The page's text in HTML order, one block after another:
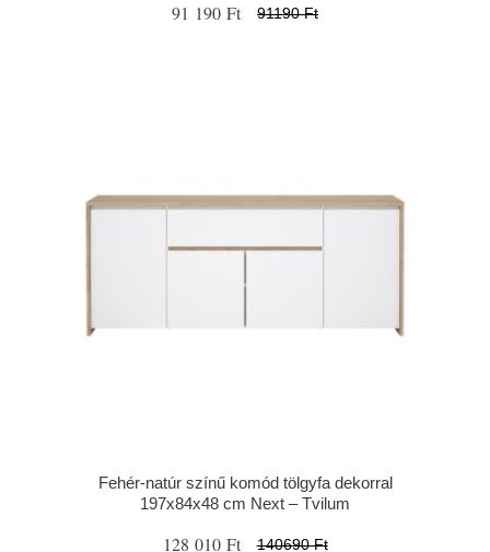
91 190 Ft 91190 Ft
Fehér-natúr színű komód tölgyfa dekorral
197x84x48 cm Next – Tvilum
128 010 Ft 140690 Ft